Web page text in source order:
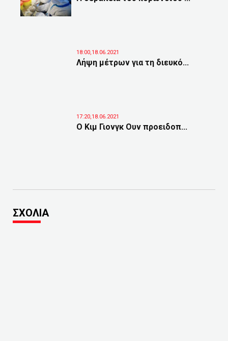
18:00,18.06.2021
Λήψη μέτρων για τη διευκό...
17:20,18.06.2021
Ο Κιμ Γιονγκ Ουν προειδοπ...
ΣΧΟΛΙΑ